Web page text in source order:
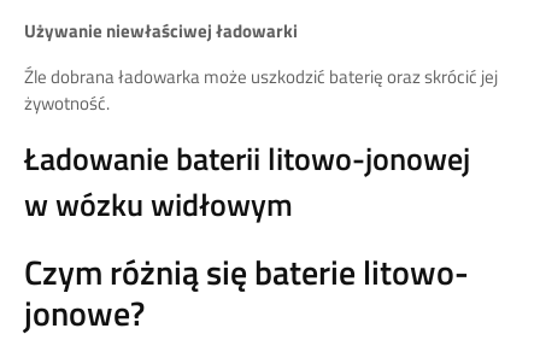
Używanie niewłaściwej ładowarki
Źle dobrana ładowarka może uszkodzić baterię oraz skrócić jej
żywotność.
Ładowanie baterii litowo-jonowej
w wózku widłowym
Czym różnią się baterie litowo-
jonowe?